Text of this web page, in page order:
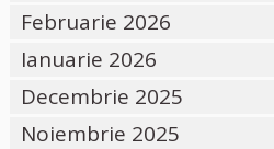
Februarie 2026
Ianuarie 2026
Decembrie 2025
Noiembrie 2025